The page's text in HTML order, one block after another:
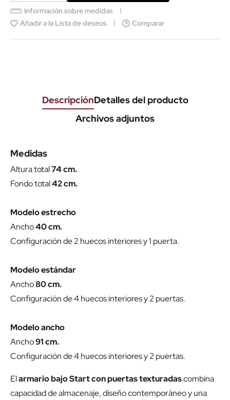
Información sobre medidas
Añadir a la Lista de deseos
Comparar
DescripciónDetalles del producto
Archivos adjuntos
Medidas
Altura total74 cm.
Fondo total42 cm.
Modelo estrecho
Ancho40 cm.
Configuración de 2 huecos interiores y 1 puerta.
Modelo estándar
Ancho80 cm.
Configuración de 4 huecos interiores y 2 puertas.
Modelo ancho
Ancho91 cm.
Configuración de 4 huecos interiores y 2 puertas.
Elarmario bajo Start con puertas texturadascombina
capacidad de almacenaje, diseño contemporáneo y una